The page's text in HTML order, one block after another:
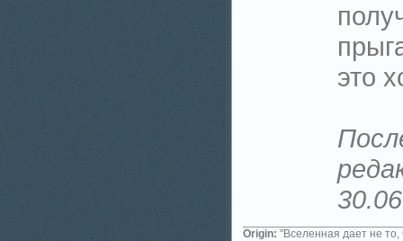
это
Origin: "Вселенная дает не